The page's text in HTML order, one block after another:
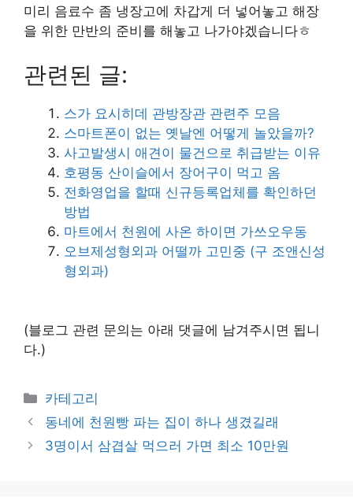
미리 음료수 좀 냉장고에 차갑게 더 넣어놓고 해장
을 위한 만반의 준비를 해놓고 나가야겠습니다ㅎ
관련된 글:
스가 요시히데 관방장관 관련주 모음
스마트폰이 없는 옛날엔 어떻게 놀았을까?
사고발생시 애견이 물건으로 취급받는 이유
호평동 산이슬에서 장어구이 먹고 옴
전화영업을 할때 신규등록업체를 확인하던
방법
마트에서 천원에 사온 하이면 가쓰오우동
오브제성형외과 어떨까 고민중 (구 조앤신성
형외과)
(블로그 관련 문의는 아래 댓글에 남겨주시면 됩니
다.)
Categories
카테고리
동네에 천원빵 파는 집이 하나 생겼길래
3명이서 삼겹살 먹으러 가면 최소 10만원